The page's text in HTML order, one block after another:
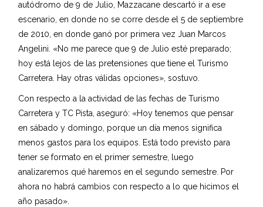
autódromo de 9 de Julio, Mazzacane descartó ir a ese
escenario, en donde no se corre desde el 5 de septiembre
de 2010, en donde ganó por primera vez Juan Marcos
Angelini. «No me parece que 9 de Julio esté preparado;
hoy está lejos de las pretensiones que tiene el Turismo
Carretera. Hay otras válidas opciones», sostuvo.
Con respecto a la actividad de las fechas de Turismo
Carretera y TC Pista, aseguró: «Hoy tenemos que pensar
en sábado y domingo, porque un día menos significa
menos gastos para los equipos. Está todo previsto para
tener se formato en el primer semestre, luego
analizaremos qué haremos en el segundo semestre. Por
ahora no habrá cambios con respecto a lo que hicimos el
año pasado».